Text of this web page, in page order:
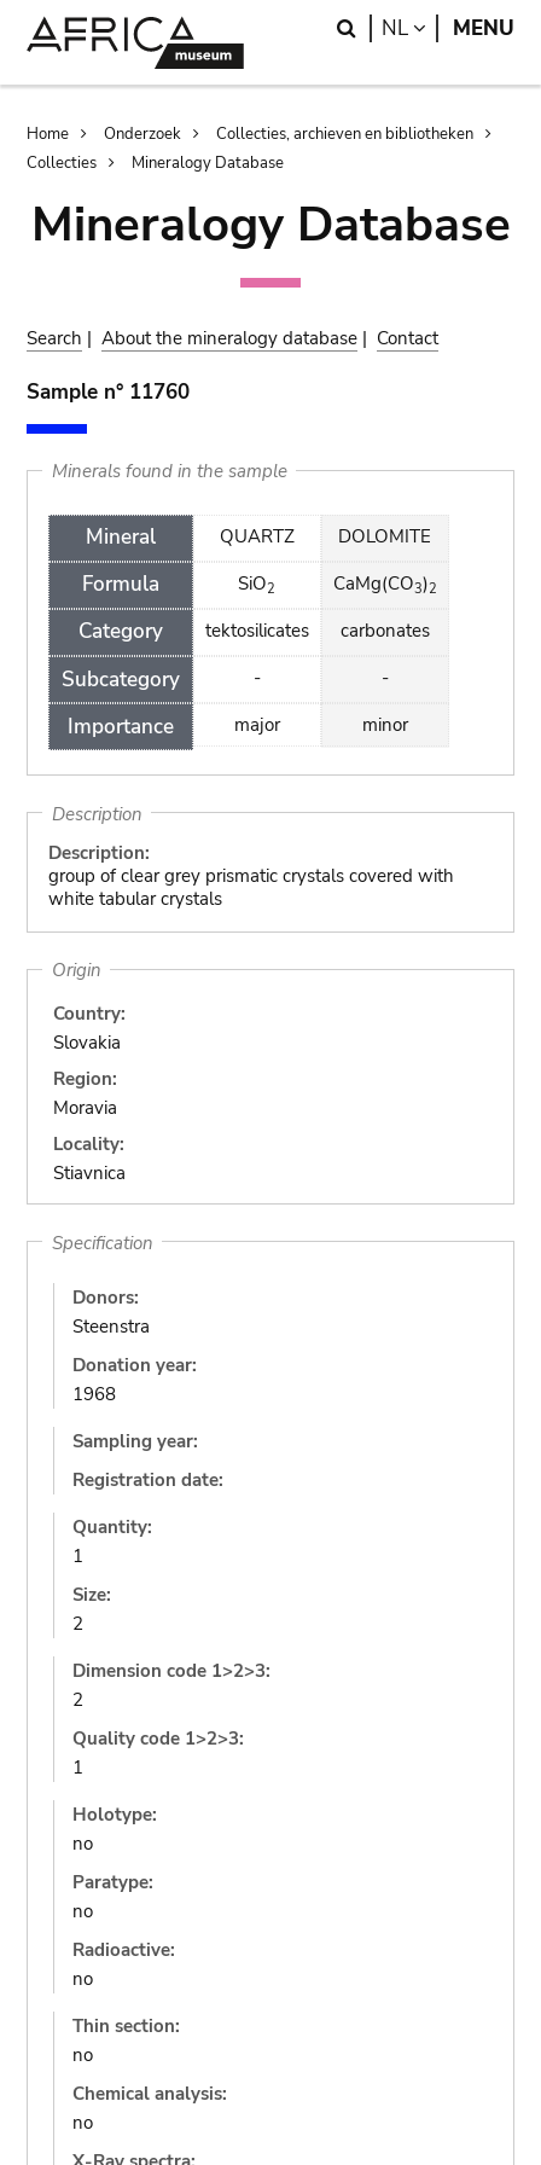
Search
NL LANGUAGE
MENU
Breadcrumb
Home Onderzoek
Collecties, archieven en bibliotheken
Collecties
Mineralogy Database
Mineralogy Database
Search |About the mineralogy database | Contact
Sample n° 11760
Minerals found in the sample
Mineral
Formula
Category
Subcategory
Importance
QUARTZ
SiO2
tektosilicates
-
major
DOLOMITE
CaMg(CO3)2
carbonates
-
minor
Description
Description:
group of clear grey prismatic crystals covered with
white tabular crystals
Origin
Country:
Slovakia
Region:
Moravia
Locality:
Stiavnica
Specification
Donors:
Steenstra
Donation year:
1968
Sampling year:
Registration date:
Quantity:
1
Size:
2
Dimension code 1>2>3:
2
Quality code 1>2>3:
1
Holotype:
no
Paratype:
no
Radioactive:
no
Thin section:
no
Chemical analysis:
no